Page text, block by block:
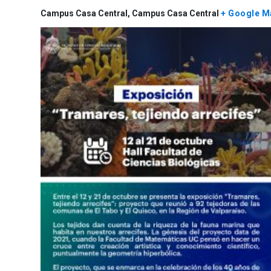
Campus Casa Central, Campus Casa Central + Google